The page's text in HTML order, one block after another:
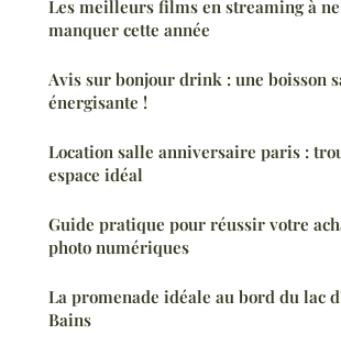
Les meilleurs films en streaming à
manquer cette année
Avis sur bonjour drink : une boisson
énergisante !
Location salle anniversaire paris :
espace idéal
Guide pratique pour réussir votre
photo numériques
La promenade idéale au bord du lac
Bains